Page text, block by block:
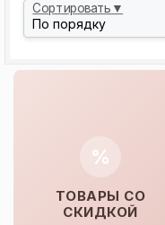
Сортировать▼
%
ТОВАРЫ СО
СКИДКОЙ